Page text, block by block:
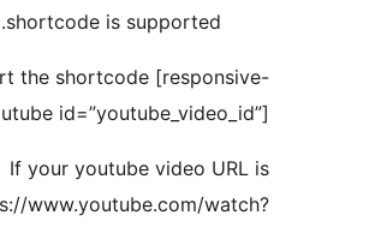
shortcode is supported.
Insert the shortcode
youtube
If your youtube video
https://www.youtube.com/